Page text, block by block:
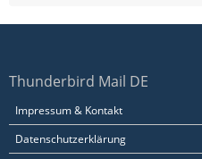
Thunderbird Mail DE
Impressum & Kontakt
Datenschutzerklärung